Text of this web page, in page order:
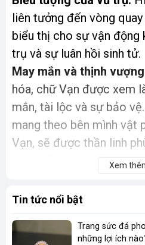
liên tưởng đến vòng
biểu thị cho sự vận động
trụ và sự luân hồi sinh tử.
May mắn và thịnh vượng
hóa, chữ Vạn được xem
mắn, tài lộc và sự bảo
mang theo bên mình vật
Vạn, sẽ được thần linh
gặp nhiều may mắn và
Ấn Độ giáo:Chữ Vạn
Vishnu, một trong những
Xem
Tin tức nổi bật
Trang sức đá
những lợi ích